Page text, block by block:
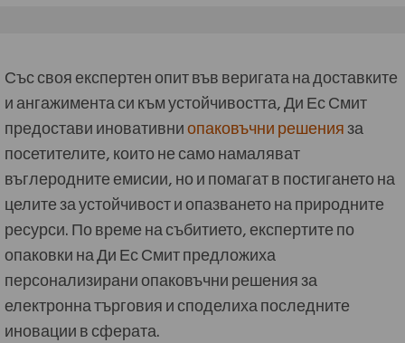
Със своя експертен опит във веригата на доставките
и ангажимента си към устойчивостта, Ди Ес Смит
предостави иновативниопаковъчни решенияза
посетителите, които не само намаляват
въглеродните емисии, но и помагат в постигането на
целите за устойчивост и опазването на природните
ресурси. По време на събитието, експертите по
опаковки на Ди Ес Смит предложиха
персонализирани опаковъчни решения за
електронна търговия и споделиха последните
иновации в сферата.